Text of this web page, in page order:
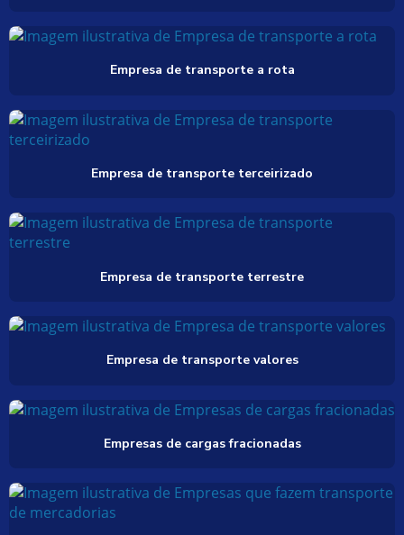
Empresa de transporte a rota
Empresa de transporte terceirizado
Empresa de transporte terrestre
Empresa de transporte valores
Empresas de cargas fracionadas